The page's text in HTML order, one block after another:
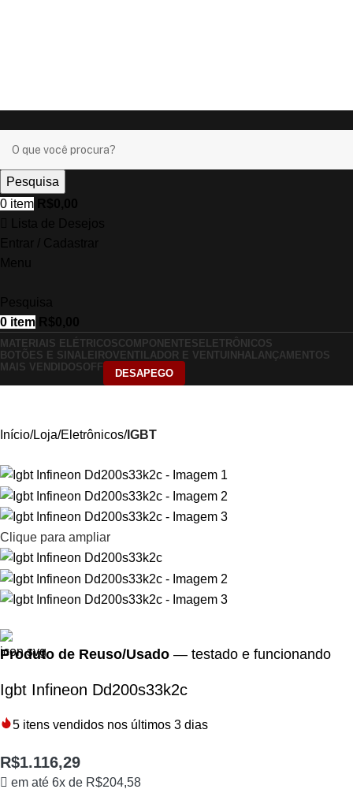
Pesquisa
0 item
0 item
MATERIAIS ELÉTRICOSCOMPONENTES ELETRÔNICOS
BOTÕES E SINALEIROVENTILADOR E VENTUINHA LANÇAMENTOS
MAIS VENDIDOSOFF
DESAPEGO
Início Loja Eletrônicos IGBT
Clique para ampliar
Produto de Reuso/Usado — testado e funcionando
Igbt Infineon Dd200s33k2c
5 itens vendidos nos últimos 3 dias
R$1.116,29
em até 6x de R$204,58